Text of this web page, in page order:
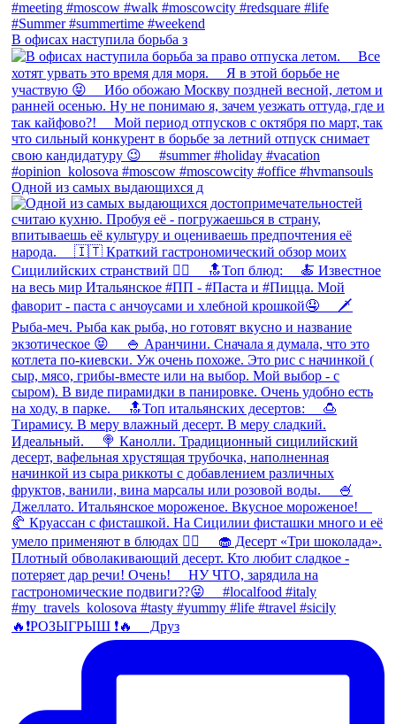
В офисах наступила борьба з
Одной из самых выдающихся д
🔥❗️РОЗЫГРЫШ ❗️🔥 ⠀ Друз